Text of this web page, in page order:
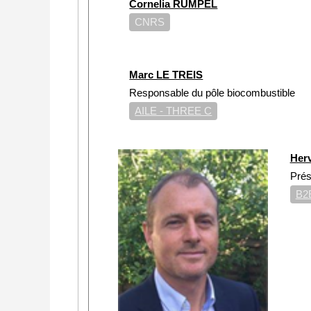
Cornelia RUMPEL
CNRS
Marc LE TREIS
Responsable du pôle biocombustible
AILE - THREE C